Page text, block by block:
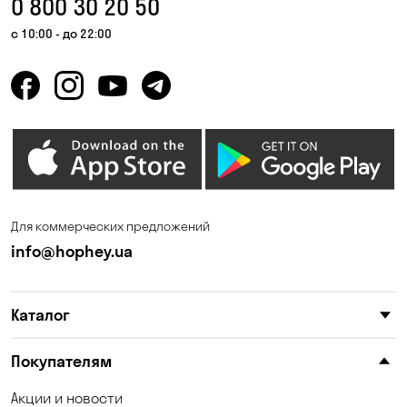
Гостомель
Зазимье Запорожье
Каменные Потоки
Клинцы
Корсунцы
0 800 30 20 50
с 10:00 - до 22:00
Для коммерческих предложений
info@hophey.ua
Каталог
Покупателям
Акции и новости